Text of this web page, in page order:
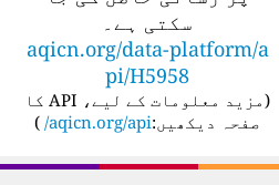
سکتی ہے۔
aqicn.org/data-platform/a
pi/H5958
مزید معلومات کے لیے، API کا
صفحہ دیکھیں:aqicn.org/api/
)